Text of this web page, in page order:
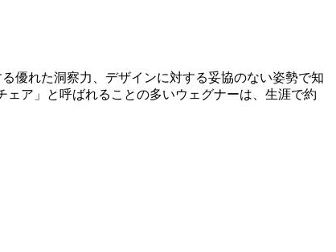
優れた洞察力、デザインに対する妥協のない姿勢で知
ア」と呼ばれることの多いウェグナーは、生涯で約